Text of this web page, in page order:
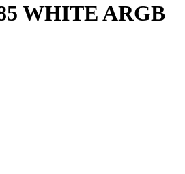
WHITE ARGB